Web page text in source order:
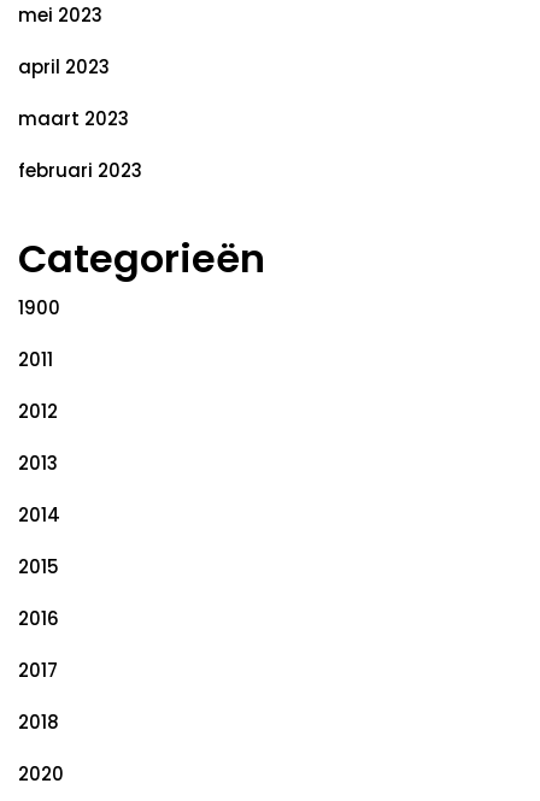
mei 2023
april 2023
maart 2023
februari 2023
Categorieën
1900
2011
2012
2013
2014
2015
2016
2017
2018
2020